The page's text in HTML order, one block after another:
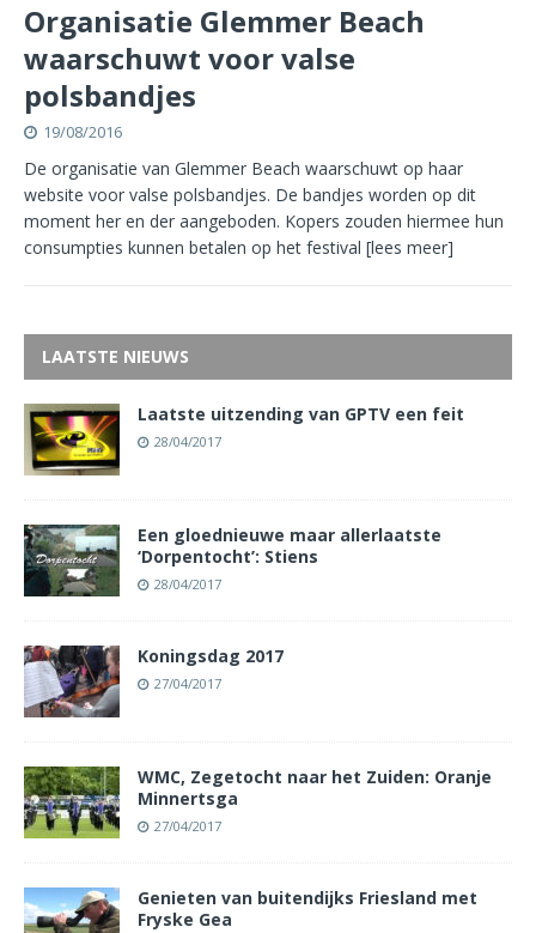
Organisatie Glemmer Beach
waarschuwt voor valse
polsbandjes
19/08/2016
De organisatie van Glemmer Beach waarschuwt op haar
website voor valse polsbandjes. De bandjes worden op dit
moment her en der aangeboden. Kopers zouden hiermee hun
consumpties kunnen betalen op het festival [lees meer]
LAATSTE NIEUWS
Laatste uitzending van GPTV een feit
28/04/2017
Een gloednieuwe maar allerlaatste
‘Dorpentocht’: Stiens
28/04/2017
Koningsdag 2017
27/04/2017
WMC, Zegetocht naar het Zuiden: Oranje
Minnertsga
27/04/2017
Genieten van buitendijks Friesland met
Fryske Gea